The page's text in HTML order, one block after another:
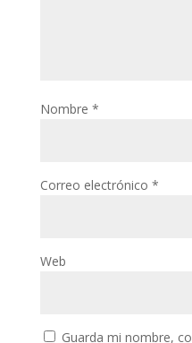
Nombre *
Correo electrónico *
Web
Guarda mi nombre,